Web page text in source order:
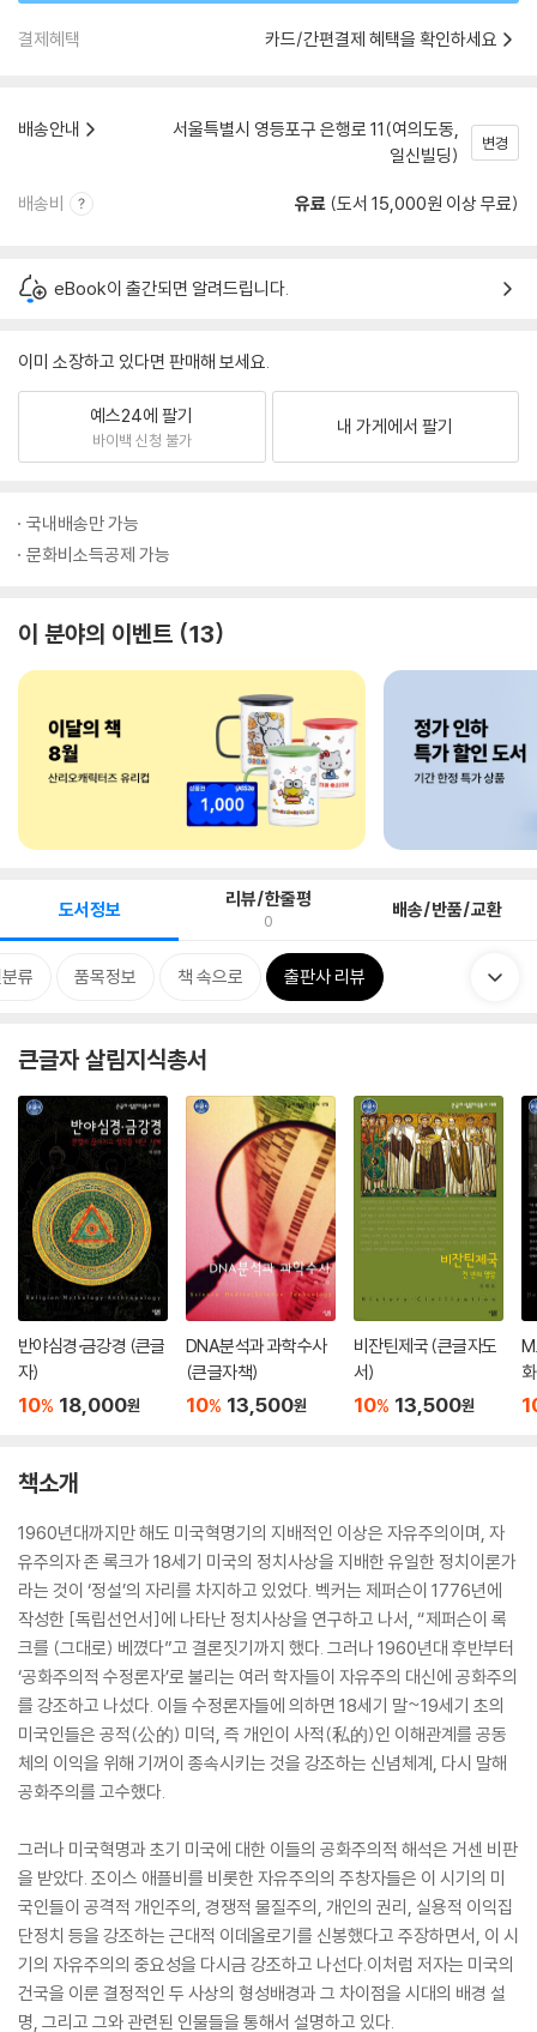
결제혜택 카드/간편결제 혜택을 확인하세요
배송안내
서울특별시 영등포구 은행로 11(여의도동,
일신빌딩)
변경
배송비 유료 (도서 15,000원 이상 무료)
eBook이 출간되면 알려드립니다.
이미 소장하고 있다면 판매해 보세요.
예스24에 팔기
바이백 신청 불가
내 가게에서 팔기
국내배송만 가능
문화비소득공제 가능
이 분야의 이벤트 13
도서정보 리뷰/한줄평
0 배송/반품/교환
류 품목정보 책 속으로 출판사 리뷰
큰글자 살림지식총서
반야심경·금강경 (큰글
자)
10% 18,000원
DNA분석과 과학수사
(큰글자책)
10% 13,500원
비잔틴제국 (큰글자도
서)
10% 13,500원
책소개
1960년대까지만 해도 미국혁명기의 지배적인 이상은 자유주의이며, 자
유주의자 존 록크가 18세기 미국의 정치사상을 지배한 유일한 정치이론가
라는 것이 ‘정설’의 자리를 차지하고 있었다. 벡커는 제퍼슨이 1776년에
작성한 [독립선언서]에 나타난 정치사상을 연구하고 나서, “제퍼슨이 록
크를 (그대로) 베꼈다”고 결론짓기까지 했다. 그러나 1960년대 후반부터
‘공화주의적 수정론자’로 불리는 여러 학자들이 자유주의 대신에 공화주의
를 강조하고 나섰다. 이들 수정론자들에 의하면 18세기 말~19세기 초의
미국인들은 공적(公的) 미덕, 즉 개인이 사적(私的)인 이해관계를 공동
체의 이익을 위해 기꺼이 종속시키는 것을 강조하는 신념체계, 다시 말해
공화주의를 고수했다.
그러나 미국혁명과 초기 미국에 대한 이들의 공화주의적 해석은 거센 비판
을 받았다. 조이스 애플비를 비롯한 자유주의의 주창자들은 이 시기의 미
국인들이 공격적 개인주의, 경쟁적 물질주의, 개인의 권리, 실용적 이익집
단정치 등을 강조하는 근대적 이데올로기를 신봉했다고 주장하면서, 이 시
기의 자유주의의 중요성을 다시금 강조하고 나선다.이처럼 저자는 미국의
건국을 이룬 결정적인 두 사상의 형성배경과 그 차이점을 시대의 배경 설
명, 그리고 그와 관련된 인물들을 통해서 설명하고 있다.